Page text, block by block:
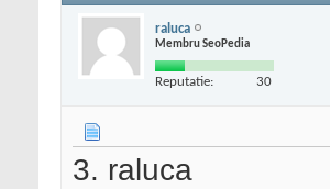
raluca
Membru SeoPedia
Reputatie: 30
3. raluca